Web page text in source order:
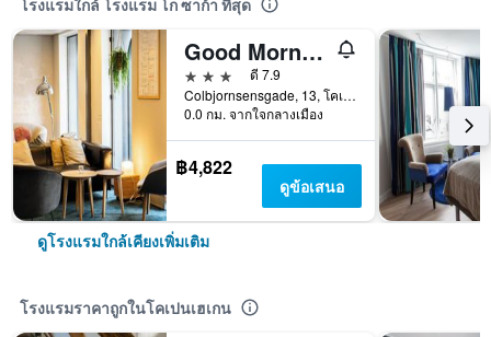
โรงแรมใกล้ โรงแรม โก ซาก้า ที่สุด
Good Morning City Copenhagen Star
3 ดาว
ดี 7.9
Colbjornsensgade, 13, โคเปนเฮเกน, โคเปนเฮเกน, เดนมาร์ก
0.0 กม. จากใจกลางเมือง
฿4,822
ดูข้อเสนอ
ดูโรงแรมใกล้เคียงเพิ่มเติม
โรงแรมราคาถูกในโคเปนเฮเกน